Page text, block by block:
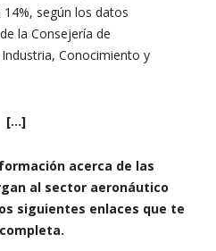
según los datos
la Consejería de
Conocimiento y
[…]
acerca de las
al sector aeronáutico
siguientes enlaces que te